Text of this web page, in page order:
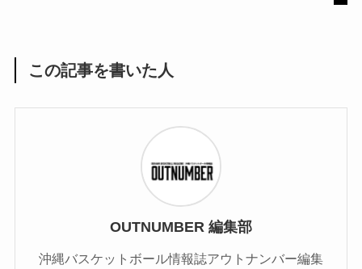
この記事を書いた人
OUTNUMBER 編集部
沖縄バスケットボール情報誌アウトナンバー編集